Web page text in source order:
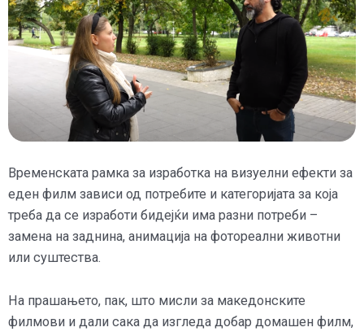
Временската рамка за изработка на визуелни ефекти за
еден филм зависи од потребите и категоријата за која
треба да се изработи бидејќи има разни потреби –
замена на заднина, анимација на фотореални животни
или суштества.
На прашањето, пак, што мисли за македонските
филмови и дали сака да изгледа добар домашен филм,